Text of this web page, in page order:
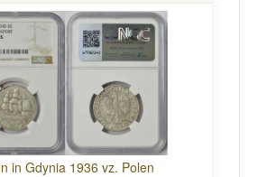
in Gdynia 1936 vz. Polen